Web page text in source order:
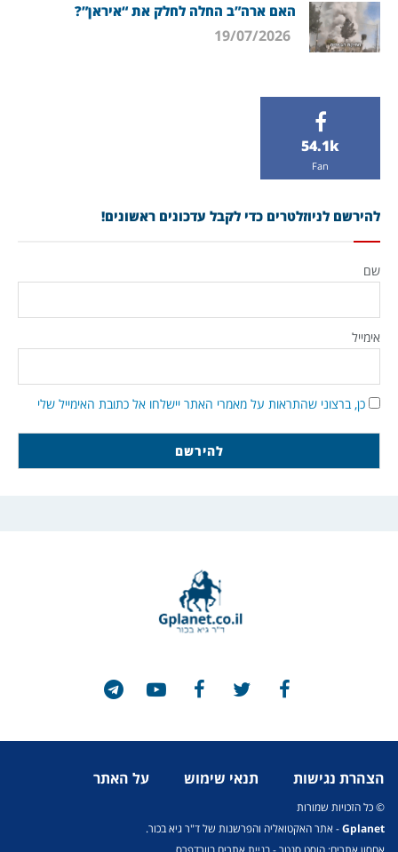
האם ארה”ב החלה לחלק את “איראן”?
54.1k
Fan
להירשם לניוזלטרים כדי לקבל עדכונים ראשונים!
שם
אימייל
כן, ברצוני שהתראות על מאמרי האתר יישלחו אל כתובת האימייל שלי
הצהרת נגישות תנאי שימוש על האתר
© כל הזכויות שמורות
Gplanet- אתר האקטואליה והפרשנות של ד"ר גיא בכור.